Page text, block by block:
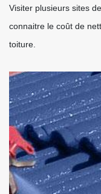
Visiter plusieurs sites
connaitre le coût de
toiture.